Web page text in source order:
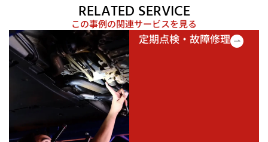
RELATED SERVICE
この事例の関連サービスを見る
定期点検・故障修理